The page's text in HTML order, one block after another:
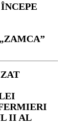
II AL